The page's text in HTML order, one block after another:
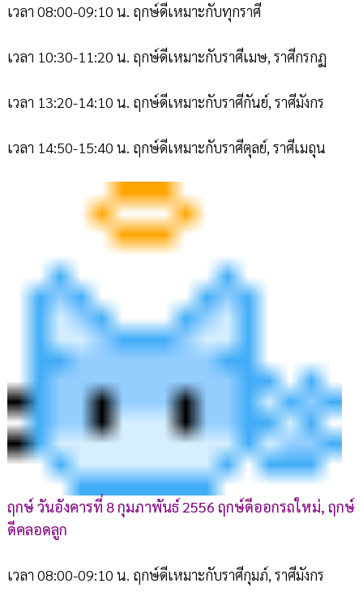
เวลา 08:00-09:10 น. ฤกษ์ดีเหมาะกับทุกราศี
เวลา 10:30-11:20 น. ฤกษ์ดีเหมาะกับราศีเมษ, ราศีกรกฏ
เวลา 13:20-14:10 น. ฤกษ์ดีเหมาะกับราศีกันย์, ราศีมังกร
เวลา 14:50-15:40 น. ฤกษ์ดีเหมาะกับราศีตุลย์, ราศีเมถุน
ฤกษ์ วันอังคารที่ 8 กุมภาพันธ์ 2556 ฤกษ์ดีออกรถใหม่, ฤกษ์
ดีคลอดลูก
เวลา 08:00-09:10 น. ฤกษ์ดีเหมาะกับราศีกุมภ์, ราศีมังกร